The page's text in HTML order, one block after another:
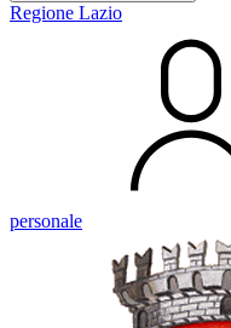
Regione Lazio
personale